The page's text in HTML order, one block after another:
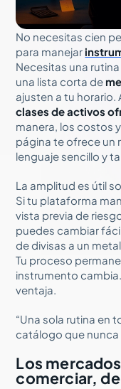
No necesitas cien
para manejar
Necesitas una
una lista corta de
ajusten a tu horario.
clases de activos
manera, los costos
página te ofrece un
lenguaje sencillo y
La amplitud es útil
Si tu plataforma
vista previa de
puedes cambiar
de divisas a un
Tu proceso
instrumento
ventaja.
“Una sola rutina en
catálogo que nunca
Los
comerciar,